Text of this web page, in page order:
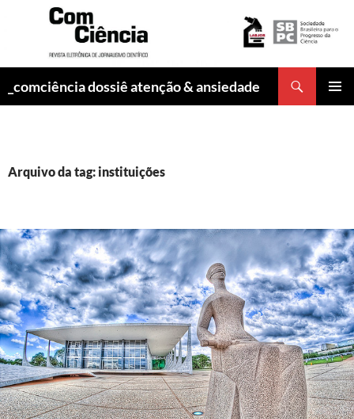
_comciência dossiê atenção & ansiedade
Arquivo da tag: instituições